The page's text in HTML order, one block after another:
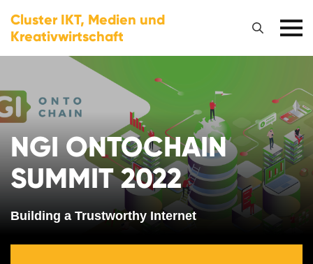
Cluster IKT, Medien und
Kreativwirtschaft
NGI ONTOCHAIN
SUMMIT 2022
Building a Trustworthy Internet